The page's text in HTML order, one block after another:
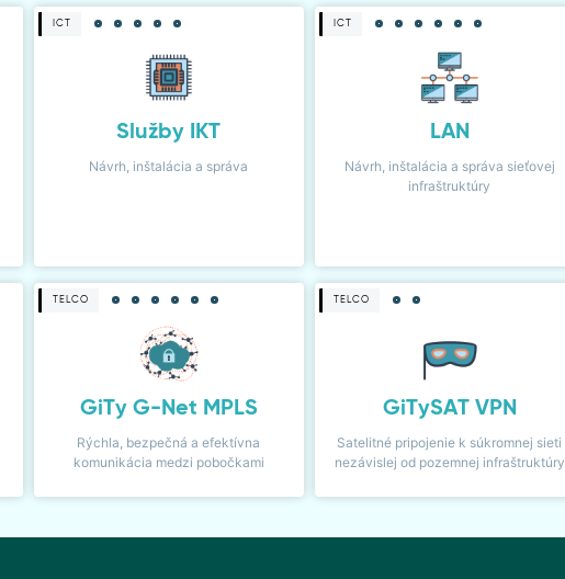
ICT
Služby IKT
Návrh, inštalácia a správa
ICT
LAN
Návrh, inštalácia a správa sieťovej
infraštruktúry
TELCO
GiTy G-Net MPLS
Rýchla, bezpečná a efektívna
komunikácia medzi pobočkami
TELCO
GiTySAT VPN
Satelitné pripojenie k súkromnej sieti
nezávislej od pozemnej infraštruktúry